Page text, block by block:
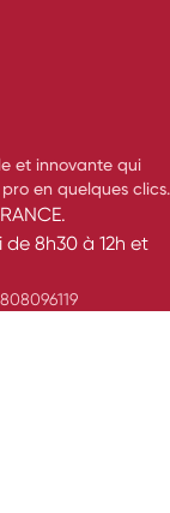
et innovante qui
en quelques clics.
8h30 à 12h et